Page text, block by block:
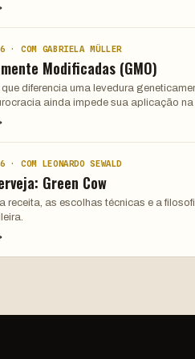
COM GABRIELA MÜLLER
Modificadas (GMO)
diferencia uma levedura
ainda impede sua aplicação
COM LEONARDO SEWALD
Green Cow
receita, as escolhas técnicas e a